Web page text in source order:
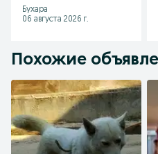
Бухара
06 августа 2026 г.
Похожие